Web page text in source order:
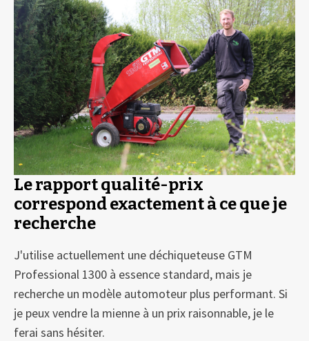
Le rapport qualité-prix
correspond exactement à ce que je
recherche
J'utilise actuellement une déchiqueteuse GTM
Professional 1300 à essence standard, mais je
recherche un modèle automoteur plus performant. Si
je peux vendre la mienne à un prix raisonnable, je le
ferai sans hésiter.